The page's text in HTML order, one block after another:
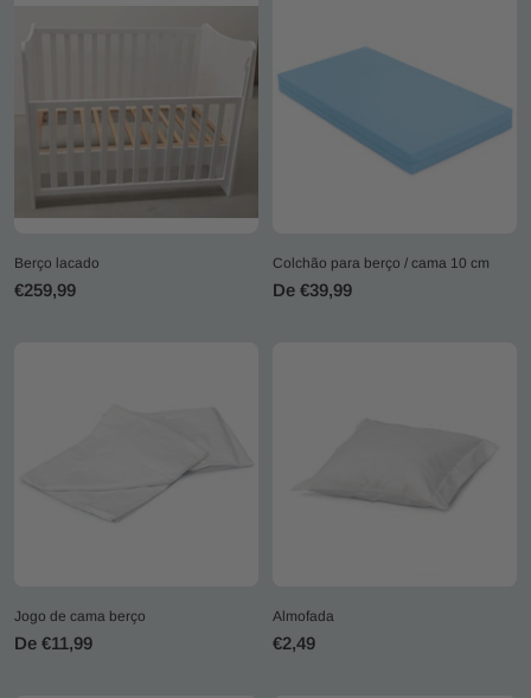
Berço lacado
Preço
€259,99
Colchão para berço / cama 10 cm
Preço
De €39,99
Jogo de cama berço
Preço
De €11,99
Almofada
Preço
€2,49